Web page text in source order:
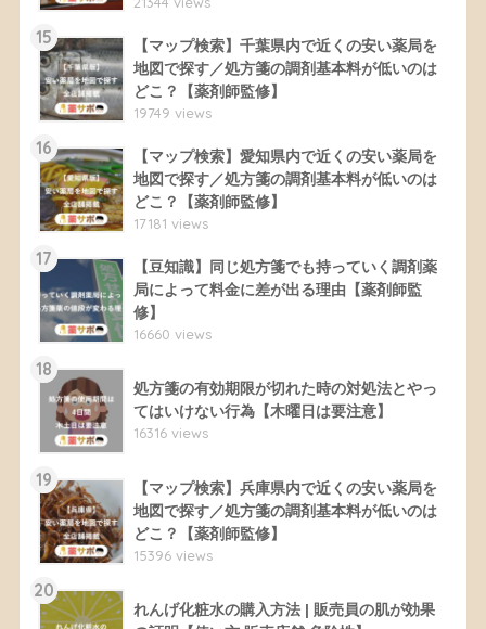
15
【マップ検索】千葉県内で近くの安い薬局を
地図で探す／処方箋の調剤基本料が低いのは
どこ？【薬剤師監修】
19749 views
16
【マップ検索】愛知県内で近くの安い薬局を
地図で探す／処方箋の調剤基本料が低いのは
どこ？【薬剤師監修】
17181 views
17
【豆知識】同じ処方箋でも持っていく調剤薬
局によって料金に差が出る理由【薬剤師監
修】
16660 views
18
処方箋の有効期限が切れた時の対処法とやっ
てはいけない行為【木曜日は要注意】
16316 views
19
【マップ検索】兵庫県内で近くの安い薬局を
地図で探す／処方箋の調剤基本料が低いのは
どこ？【薬剤師監修】
15396 views
20
れんげ化粧水の購入方法 | 販売員の肌が効果